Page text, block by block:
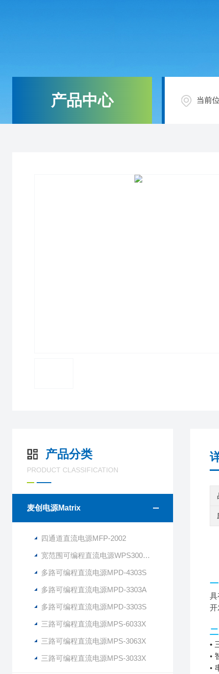
产品中心 当前
产品分类
PRODUCT CLASSIFICATION
麦创电源Matrix
四通道直流电源MFP-2002
宽范围可编程直流电源WPS300S-80-6
多路可编程直流电源MPD-4303S
多路可编程直流电源MPD-3303A
多路可编程直流电源MPD-3303S
三路可编程直流电源MPS-6033X
三路可编程直流电源MPS-3063X
三路可编程直流电源MPS-3033X
具
开
•
•
•